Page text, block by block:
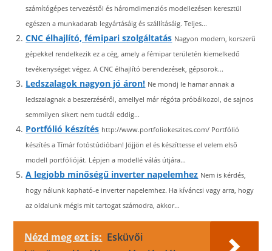
számítógépes tervezéstől és háromdimenziós modellezésen keresztül
egészen a munkadarab legyártásáig és szállításáig. Teljes...
CNC élhajlító, fémipari szolgáltatás Nagyon modern, korszerű
gépekkel rendelkezik ez a cég, amely a fémipar területén kiemelkedő
tevékenységet végez. A CNC élhajlító berendezések, gépsorok...
Ledszalagok nagyon jó áron! Ne mondj le hamar annak a
ledszalagnak a beszerzéséről, amellyel már régóta próbálkozol, de sajnos
semmilyen sikert nem tudtál eddig...
Portfólió készítés http://www.portfoliokeszites.com/ Portfólió
készítés a Tímár fotóstúdióban! Jöjjön el és készíttesse el velem első
modell portfólióját. Lépjen a modellé válás útjára...
A legjobb minőségű inverter napelemhez Nem is kérdés,
hogy nálunk kapható-e inverter napelemhez. Ha kíváncsi vagy arra, hogy
az oldalunk mégis mit tartogat számodra, akkor...
Nézd meg ezt is: Esküvői